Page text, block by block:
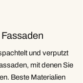
und verputzt
mit denen Sie
Beste Materialien